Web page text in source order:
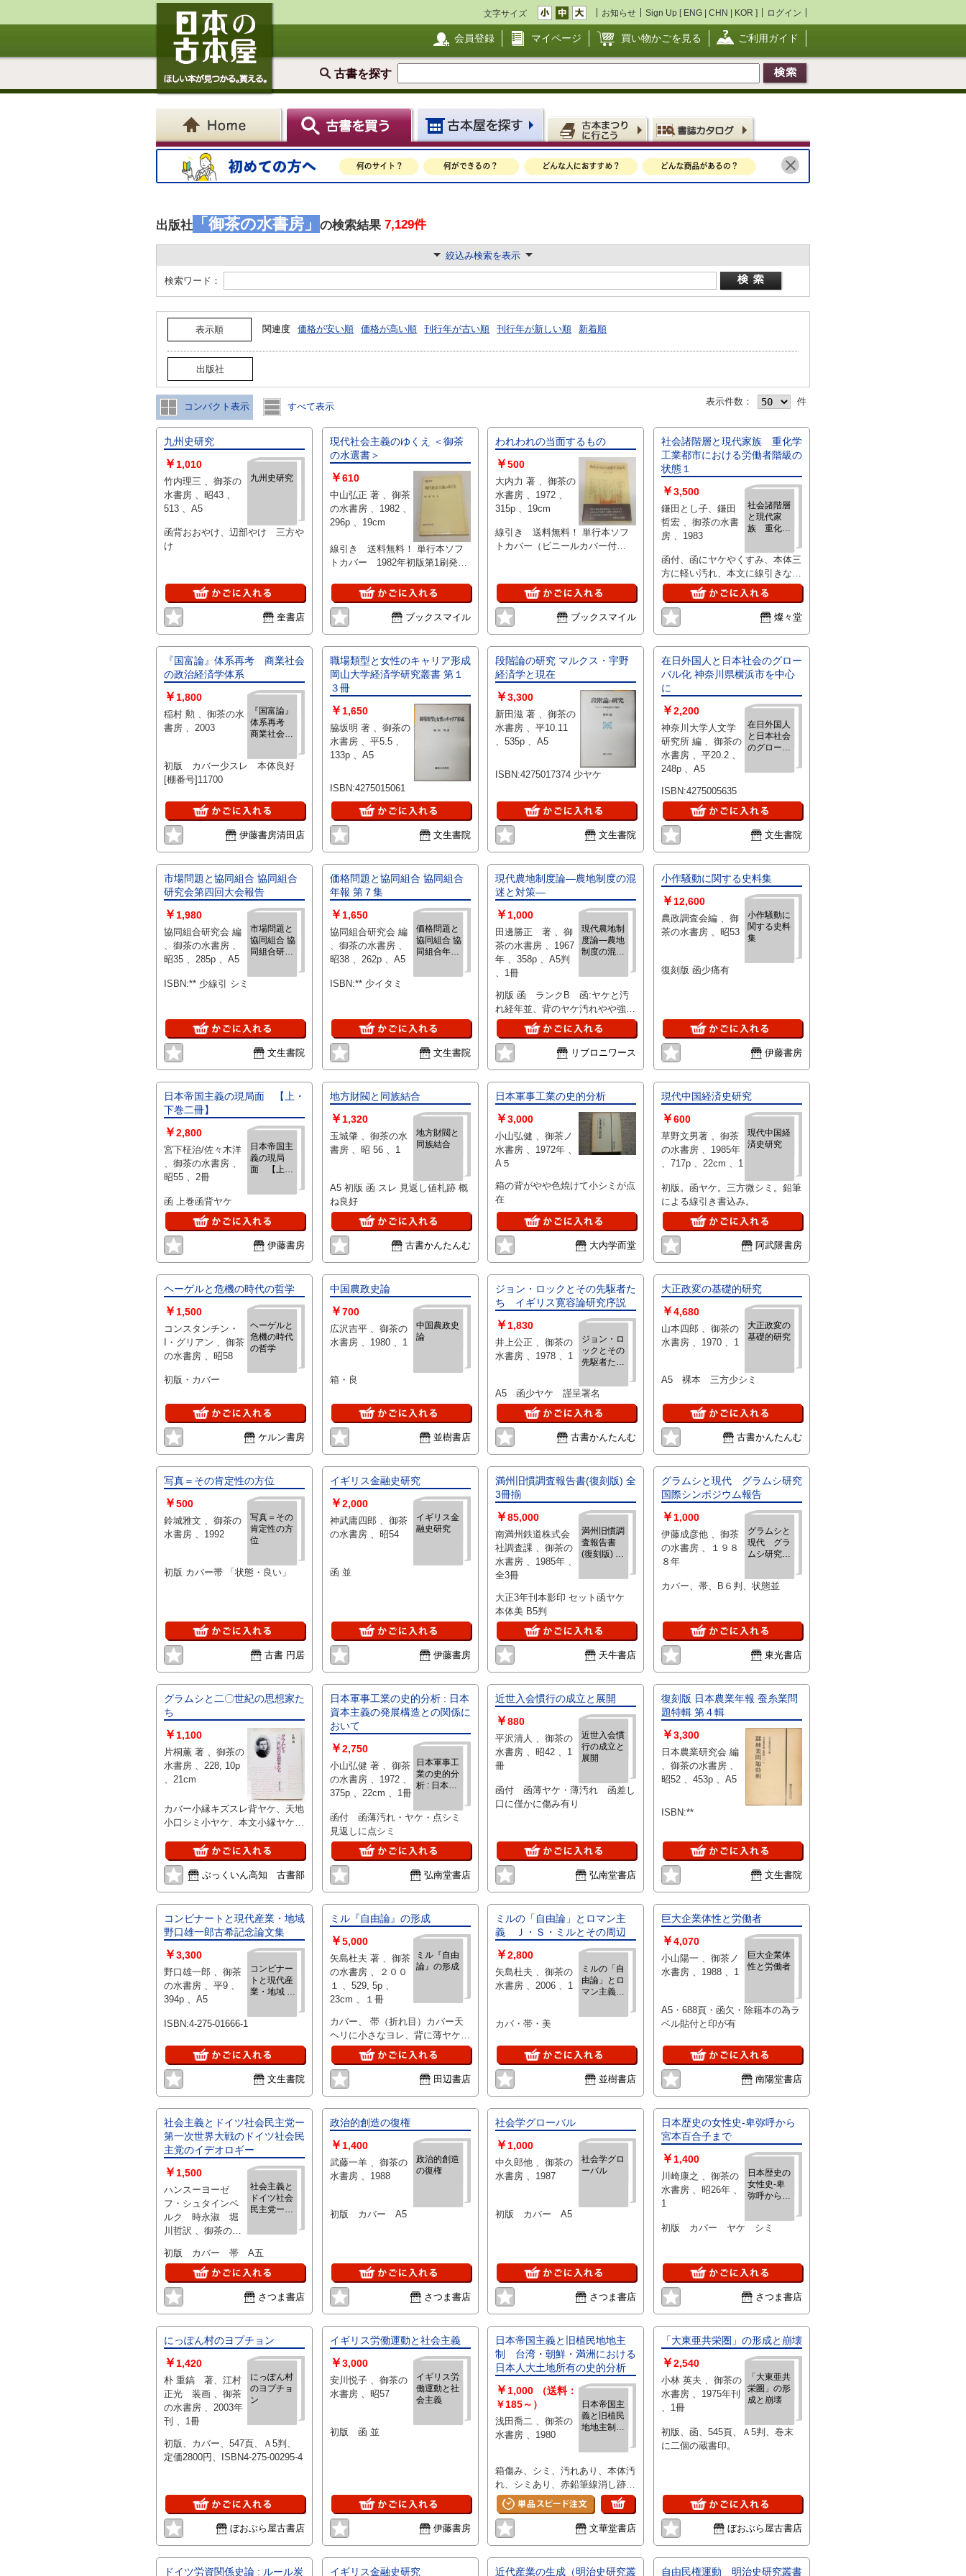
文字サイズ お知らせ Sign Up [ ENG | CHN | KOR ] ログイン
会員登録 マイページ 買い物かごを見る ご利用ガイド
古書を探す
出版社 「御茶の水書房」 の検索結果 7,129件
絞込み検索を表示
検索ワード：
表示順 関連度 価格が安い順 価格が高い順 刊行年が古い順 刊行年が新しい順 新着順
出版社
コンパクト表示 すべて表示 表示件数： 件
九州史研究
九州史研究
￥ 1,010
竹内理三 、御茶の
水書房 、昭43 、
513 、A5
函背おおやけ、辺部やけ 三方や
け
奎書店
現代社会主義のゆくえ ＜御茶
の水選書＞
￥610
中山弘正 著 、御茶
の水書房 、1982 、
296p 、19cm
線引き 送料無料！ 単行本ソフ
トカバー 1982年初版第1刷発
態：線引きアリ、天地小口にシミ
ヤケ少々、表紙汚れアリ
ブックスマイル
われわれの当面するもの
￥500
大内力 著 、御茶の
水書房 、1972 、
315p 、19cm
線引き 送料無料！ 単行本ソフ
トカバー（ビニールカバー付
赤ボールペンでのチェック線引き
少しあり、表紙に汚れ、その他は
良好。
ブックスマイル
社会諸階層と現代家族 重化学
工業都市における労働者階級の
状態１
社会諸階層
と現代家
族 重化学
おける労働
者階級の状
態１
￥3,500
鎌田とし子、鎌田
哲宏 、御茶の水書
房 、1983
函付、函にヤケやくすみ、本体三
方に軽い汚れ、本文に線引きなど
の書き込み有りますが読むのに問
題はありません。
燦々堂
『国富論』体系再考 商業社会
の政治経済学体系
『国富論』
体系再考
商業社会の
体系
￥ 1,800
稲村 勲 、御茶の水
書房 、2003
初版 カバー少スレ 本体良好
[棚番号]11700
伊藤書房清田店
職場類型と女性のキャリア形成
岡山大学経済学研究叢書 第１
３冊
￥ 1,650
脇坂明 著 、御茶の
水書房 、平5.5 、
133p 、A5
ISBN:4275015061
文生書院
段階論の研究 マルクス・宇野
経済学と現在
￥3,300
新田滋 著 、御茶の
水書房 、平10.11
、535p 、A5
ISBN:4275017374 少ヤケ
文生書院
在日外国人と日本社会のグロー
バル化 神奈川県横浜市を中心
に
在日外国人
と日本社会
のグローバ
県横浜市を
￥2,200
神奈川大学人文学
研究所 編 、御茶の
水書房 、平20.2 、
248p 、A5
ISBN:4275005635
文生書院
市場問題と協同組合 協同組合
研究会第四回大会報告
市場問題と
協同組合 協
同組合研究
会報告
￥ 1,980
協同組合研究会 編
、御茶の水書房 、
昭35 、285p 、A5
ISBN:** 少線引 シミ
文生書院
価格問題と協同組合 協同組合
年報 第７集
価格問題と
協同組合 協
同組合年報
￥ 1,650
協同組合研究会 編
、御茶の水書房 、
昭38 、262p 、A5
ISBN:** 少イタミ
文生書院
現代農地制度論―農地制度の混
迷と対策―
現代農地制
度論―農地
制度の混迷
￥1,000
田邊勝正 著 、御
茶の水書房 、1967
年 、358p 、A5判
、1冊
初版 函 ランクB 函:ヤケと汚
れ経年並、背のヤケ汚れやや強・
上部縁角僅かに打ち跡、口に少ス
レヨレ、天にヤケ茶シミやや強、
本体の天:少ヤケ・少埃汚れ・僅
かに微小シミ、小口:少ヤケ・少
角に14ミリ四方の小蔵書印と見開
きの遊び紙裏にその印影、線引
き・書込み・頁折れなどなく本
文、紙質ともに状態良好
リブロニワース
小作騒動に関する史料集
小作騒動に
関する史料
集
￥ 12,600
農政調査会編 、御
茶の水書房 、昭53
復刻版 函少痛有
伊藤書房
日本帝国主義の現局面 【上・
下巻二冊】
日本帝国主
義の現局
面 【上・
￥2,800
宮下柾治/佐々木洋
、御茶の水書房 、
昭55 、2冊
函 上巻函背ヤケ
伊藤書房
地方財閥と同族結合
地方財閥と
同族結合
￥ 1,320
玉城肇 、御茶の水
書房 、昭 56 、1
A5 初版 函 スレ 見返し値札跡 概
ね良好
古書かんたんむ
日本軍事工業の史的分析
￥3,000
小山弘健 、御茶ノ
水書房 、1972年 、
A５
箱の背がやや色焼けて小シミが点
在
大内学而堂
現代中国経済史研究
現代中国経
済史研究
￥600
草野文男著 、御茶
の水書房 、1985年
、717p 、22cm 、1
初版。函ヤケ。三方微シミ。鉛筆
による線引き書込み。
阿武隈書房
ヘーゲルと危機の時代の哲学
ヘーゲルと
危機の時代
の哲学
￥ 1,500
コンスタンチン・
I・グリアン 、御茶
の水書房 、昭58
初版・カバー
ケルン書房
中国農政史論
中国農政史
論
￥700
広沢吉平 、御茶の
水書房 、1980 、1
箱・良
並樹書店
ジョン・ロックとその先駆者た
ち イギリス寛容論研究序説
ジョン・ロ
ックとその
先駆者た
ス寛容論研
究序説
￥ 1,830
井上公正 、御茶の
水書房 、1978 、1
A5 函少ヤケ 謹呈署名
古書かんたんむ
大正政変の基礎的研究
大正政変の
基礎的研究
￥4,680
山本四郎 、御茶の
水書房 、1970 、1
A5 裸本 三方少シミ
古書かんたんむ
写真＝その肯定性の方位
写真＝その
肯定性の方
位
￥500
鈴城雅文 、御茶の
水書房 、1992
初版 カバー帯 「状態・良い」
古書 円居
イギリス金融史研究
イギリス金
融史研究
￥2,000
神武庸四郎 、御茶
の水書房 、昭54
函 並
伊藤書房
満州旧慣調査報告書(復刻版) 全
3冊揃
満州旧慣調
査報告書
(復刻版) 全
￥85,000
南満州鉄道株式会
社調査課 、御茶の
水書房 、1985年 、
全3冊
大正3年刊本影印 セット函ヤケ
本体美 B5判
天牛書店
グラムシと現代 グラムシ研究
国際シンポジウム報告
グラムシと
現代 グラ
ムシ研究国
ウム報告
￥1,000
伊藤成彦他 、御茶
の水書房 、１９８
８年
カバー、帯、B６判、状態並
東光書店
グラムシと二〇世紀の思想家た
ち
￥1,100
片桐薫 著 、御茶の
水書房 、228, 10p
、21cm
カバー小縁キズスレ背ヤケ、天地
小口シミ小ヤケ、本文小縁ヤケ若
ぶっくいん高知 古書部
日本軍事工業の史的分析 : 日本
資本主義の発展構造との関係に
おいて
日本軍事工
業の史的分
析 : 日本資
展構造との
関係におい
￥2,750
小山弘健 著 、御茶
の水書房 、1972 、
375p 、22cm 、1冊
函付 函薄汚れ・ヤケ・点シミ
見返しに点シミ
弘南堂書店
近世入会慣行の成立と展開
近世入会慣
行の成立と
展開
￥880
平沢清人 、御茶の
水書房 、昭42 、1
冊
函付 函薄ヤケ・薄汚れ 函差し
口に僅かに傷み有り
弘南堂書店
復刻版 日本農業年報 蚕糸業問
題特輯 第４輯
￥3,300
日本農業研究会 編
、御茶の水書房 、
昭52 、453p 、A5
ISBN:**
文生書院
コンビナートと現代産業・地域
野口雄一郎古希記念論文集
コンビナー
トと現代産
業・地域 野
希記念論文
￥3,300
野口雄一郎 、御茶
の水書房 、平9 、
394p 、A5
ISBN:4-275-01666-1
文生書院
ミル『自由論』の形成
ミル『自由
論』の形成
￥5,000
矢島杜夫 著 、御茶
の水書房 、２００
１ 、529, 5p 、
23cm 、１冊
カバー、 帯（折れ目）カバー天
ヘリに小さなヨレ、背に薄ヤケは
見られますが本体共状態良好で
す、送料レターパックプラス
田辺書店
ミルの「自由論」とロマン主
義 Ｊ・Ｓ・ミルとその周辺
ミルの「自
由論」とロ
マン主義
ルとその周
￥2,800
矢島杜夫 、御茶の
水書房 、2006 、1
カバ・帯・美
並樹書店
巨大企業体性と労働者
巨大企業体
性と労働者
￥4,070
小山陽一 、御茶ノ
水書房 、1988 、1
A5・688頁・函欠・除籍本の為ラ
ベル貼付と印が有
南陽堂書店
社会主義とドイツ社会民主党ー
第一次世界大戦のドイツ社会民
主党のイデオロギー
社会主義と
ドイツ社会
民主党ー第
戦のドイツ
のイデオロ
ギー
￥ 1,500
ハンスーヨーゼ
フ・シュタインベ
ルク 時永淑 堀
川哲訳 、御茶の水
初版 カバー 帯 A五
さつま書店
政治的創造の復権
政治的創造
の復権
￥ 1,400
武藤一羊 、御茶の
水書房 、1988
初版 カバー A5
さつま書店
社会学グローバル
社会学グロ
ーバル
￥1,000
中久郎他 、御茶の
水書房 、1987
初版 カバー A5
さつま書店
日本歴史の女性史-卑弥呼から
宮本百合子まで
日本歴史の
女性史-卑
弥呼から宮
で
￥ 1,400
川崎康之 、御茶の
水書房 、昭26年 、
1
初版 カバー ヤケ シミ
さつま書店
にっぽん村のヨプチョン
にっぽん村
のヨプチョ
ン
￥ 1,420
朴 重鎬 著、江村
正光 装画 、御茶
の水書房 、2003年
刊 、1冊
初版、カバー、547頁、Ａ5判、
定価2800円、ISBN4-275-00295-4
ぼおぶら屋古書店
イギリス労働運動と社会主義
イギリス労
働運動と社
会主義
￥3,000
安川悦子 、御茶の
水書房 、昭57
初版 函 並
伊藤書房
日本帝国主義と旧植民地地主
制 台湾・朝鮮・満洲における
日本人大土地所有の史的分析
日本帝国主
義と旧植民
地地主制
鮮・満洲に
人大土地所
有の史的分
析
￥1,000
（送料：
￥185～）
浅田喬二 、御茶の
水書房 、1980
箱傷み、シミ、汚れあり、本体汚
れ、シミあり、赤鉛筆線消し跡あ
り
文華堂書店
「大東亜共栄圏」の形成と崩壊
「大東亜共
栄圏」の形
成と崩壊
￥2,540
小林 英夫 、御茶の
水書房 、1975年刊
、1冊
初版、函、545頁、Ａ5判、巻末
に二個の蔵書印。
ぼおぶら屋古書店
ドイツ労資関係史論 : ルール炭 イギリス金融史研究 近代産業の生成（明治史研究叢 自由民権運動 明治史研究叢書